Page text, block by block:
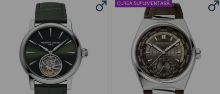
CUREA SUPLIMENTARĂ